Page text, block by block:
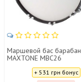
Маршевой бас барабан
MAXTONE MBC26
+ 531 грн бонус